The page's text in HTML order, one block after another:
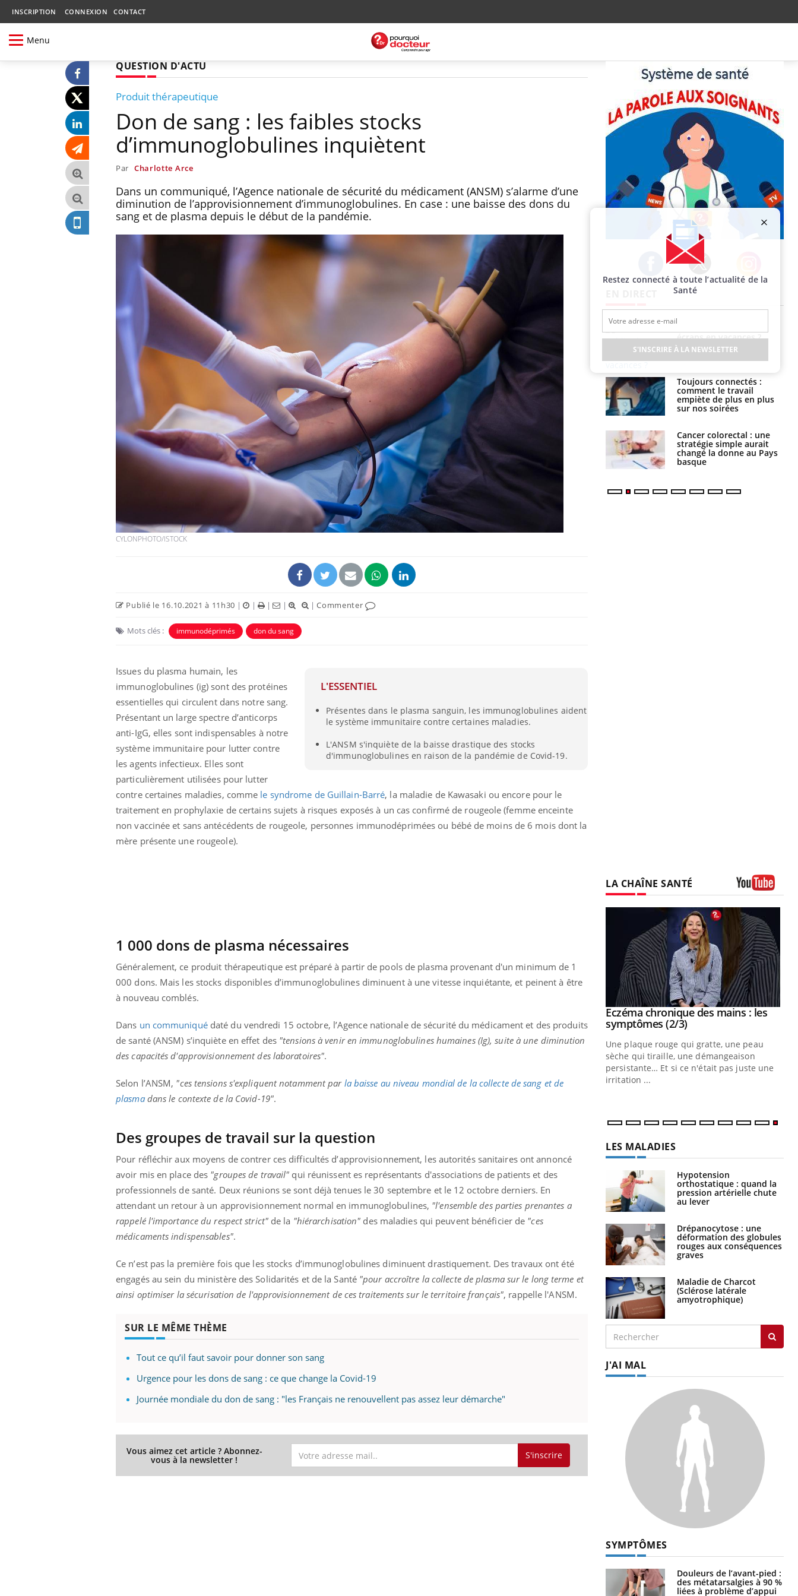
INSCRIPTION CONNEXION CONTACT
Menu
QUESTION D'ACTU
Produit thérapeutique
Don de sang : les faibles stocks
d’immunoglobulines inquiètent
Par Charlotte Arce
Dans un communiqué, l’Agence nationale de sécurité du médicament (ANSM) s’alarme d’une
diminution de l’approvisionnement d’immunoglobulines. En case : une baisse des dons du
sang et de plasma depuis le début de la pandémie.
CYLONPHOTO/ISTOCK
Publié le 16.10.2021 à 11h30 | | | | |Commenter
Mots clés : immunodéprimés don du sang
L'ESSENTIEL
Présentes dans le plasma sanguin, les immunoglobulines aident
le système immunitaire contre certaines maladies.
L'ANSM s'inquiète de la baisse drastique des stocks
d'immunoglobulines en raison de la pandémie de Covid-19.
Issues du plasma humain, les
immunoglobulines (ig) sont des protéines
essentielles qui circulent dans notre sang.
Présentant un large spectre d’anticorps
anti-IgG, elles sont indispensables à notre
système immunitaire pour lutter contre
les agents infectieux. Elles sont
particulièrement utilisées pour lutter
contre certaines maladies, comme le syndrome de Guillain-Barré, la maladie de Kawasaki ou encore pour le
traitement en prophylaxie de certains sujets à risques exposés à un cas confirmé de rougeole (femme enceinte
non vaccinée et sans antécédents de rougeole, personnes immunodéprimées ou bébé de moins de 6 mois dont la
mère présente une rougeole).
1 000 dons de plasma nécessaires
Généralement, ce produit thérapeutique est préparé à partir de pools de plasma provenant d'un minimum de 1
000 dons. Mais les stocks disponibles d’immunoglobulines diminuent à une vitesse inquiétante, et peinent à être
à nouveau comblés.
Dans un communiquédaté du vendredi 15 octobre, l’Agence nationale de sécurité du médicament et des produits
de santé (ANSM) s’inquiète en effet des "tensions à venir en immunoglobulines humaines (Ig), suite à une diminution
des capacités d'approvisionnement des laboratoires".
Selon l’ANSM, "ces tensions s'expliquent notamment par la baisse au niveau mondial de la collecte de sang et de
plasmadans le contexte de la Covid-19".
Des groupes de travail sur la question
Pour réfléchir aux moyens de contrer ces difficultés d’approvisionnement, les autorités sanitaires ont annoncé
avoir mis en place des "groupes de travail" qui réunissent es représentants d'associations de patients et des
professionnels de santé. Deux réunions se sont déjà tenues le 30 septembre et le 12 octobre derniers. En
attendant un retour à un approvisionnement normal en immunoglobulines, "l'ensemble des parties prenantes a
rappelé l'importance du respect strict"de la "hiérarchisation" des maladies qui peuvent bénéficier de "ces
médicaments indispensables".
Ce n’est pas la première fois que les stocks d’immunoglobulines diminuent drastiquement. Des travaux ont été
engagés au sein du ministère des Solidarités et de la Santé "pour accroître la collecte de plasma sur le long terme et
ainsi optimiser la sécurisation de l'approvisionnement de ces traitements sur le territoire français", rappelle l'ANSM.
SUR LE MÊME THÈME
Tout ce qu’il faut savoir pour donner son sang
Urgence pour les dons de sang : ce que change la Covid-19
Journée mondiale du don de sang : "les Français ne renouvellent pas assez leur démarche"
Vous aimez cet article ? Abonnez-
vous à la newsletter ! S'inscrire
Facebook Twitter Instagram
Hantavirus : un cas
détecté chez un touriste
en France
Mortalité infantile : un
rapport s’interroge sur
son taux élevé en France
des chercheurs
écrans en vacances ?
Toujours connectés :
comment le travail
empiète de plus en plus
sur nos soirées
Cancer colorectal : une
stratégie simple aurait
changé la donne au Pays
basque
LA CHAÎNE SANTÉ
Coup de food sur le diabète, c'est votre
nouveau rendez-vous culinaire qui
bouscule les idées reçues ! Dans cet
être globalYoutube
"Les rendez-vous de la santé et de la
qualité de vie au travail" de Pourquoi
directeur ...
quotidien (3/3)Youtube
Dans cette vidéo, le Dr Inès Zaraa,
et éviter les ...
Youtube
Eczéma chronique des mains : les
symptômes (2/3)Youtube
Une plaque rouge qui gratte, une peau
sèche qui tiraille, une démangeaison
persistante… Et si ce n'était pas juste une
irritation ...
LES MALADIES
Hypotension
orthostatique : quand la
pression artérielle chute
au lever
Drépanocytose : une
déformation des globules
rouges aux conséquences
graves
Maladie de Charcot
(Sclérose latérale
amyotrophique)
J'AI MAL
SYMPTÔMES
Douleurs de l’avant-pied :
des métatarsalgies à 90 %
liées à problème d’appui
Restez connecté à toute l’actualité de la
Santé
S'INSCRIRE À LA NEWSLETTER